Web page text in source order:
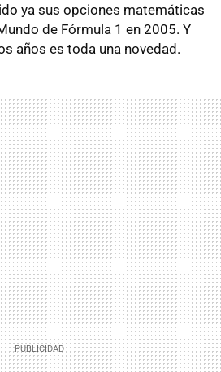
ya sus opciones matemáticas
de Fórmula 1 en 2005. Y
años es toda una novedad.